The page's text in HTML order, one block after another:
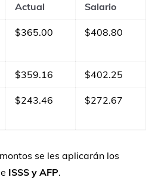
Actual
Salario
$365.00 $408.80
$359.16 $402.25
$243.46 $272.67
se les aplicarán los
ISSS y AFP.